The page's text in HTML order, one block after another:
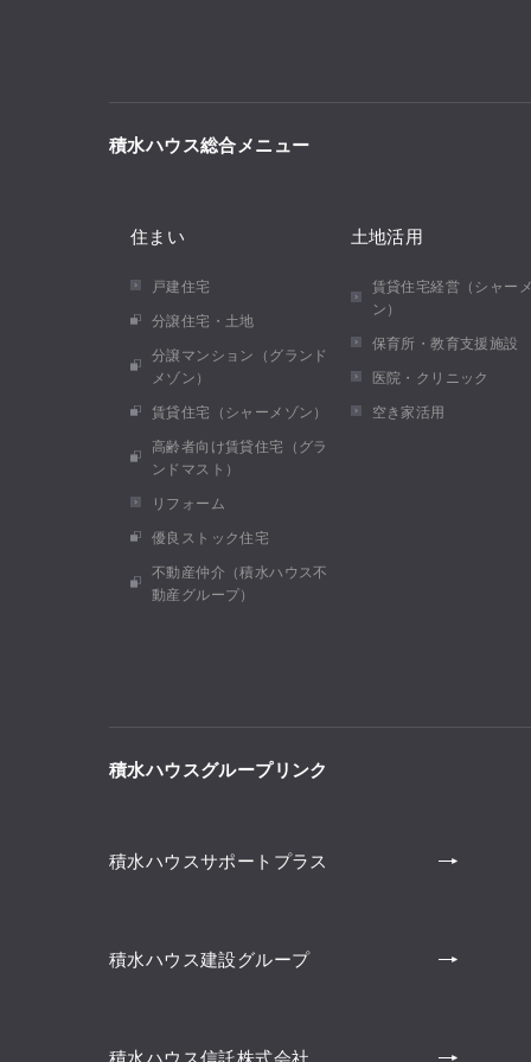
積水ハウス総合メニュー
住まい
戸建住宅
分譲住宅・土地
分譲マンション（グランド
メゾン）
賃貸住宅（シャーメゾン）
高齢者向け賃貸住宅（グラ
ンドマスト）
リフォーム
優良ストック住宅
不動産仲介（積水ハウス不
動産グループ）
土地活用
賃貸住宅経営（シャー
ン）
保育所・教育支援施設
医院・クリニック
空き家活用
積水ハウスグループリンク
積水ハウスサポートプラス
積水ハウス建設グループ